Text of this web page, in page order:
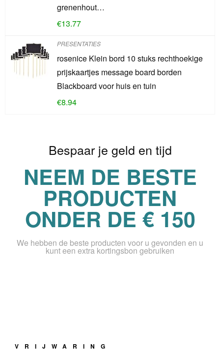
grenenhout…
€13.77
PRESENTATIES
rosenice Klein bord 10 stuks rechthoekige
prijskaartjes message board borden
Blackboard voor huis en tuin
€8.94
Bespaar je geld en tijd
NEEM DE BESTE
PRODUCTEN
ONDER DE € 150
We hebben de beste producten voor u gevonden en u
kunt een extra kortingsbon gebruiken
VRIJWARING